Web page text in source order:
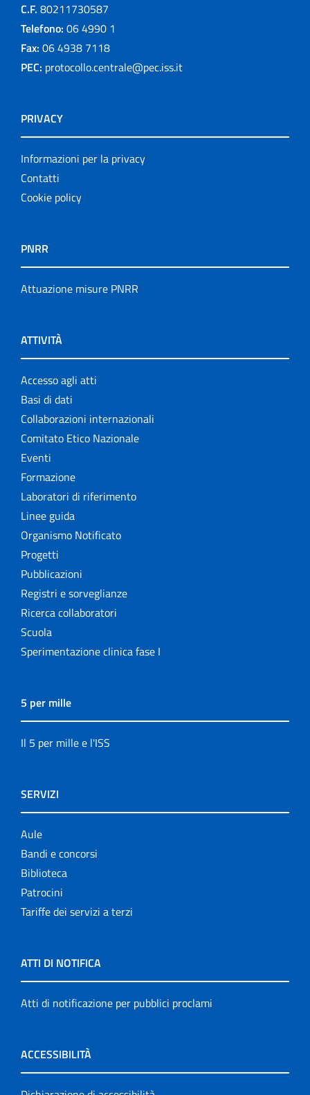
C.F. 80211730587
Telefono: 06 4990 1
Fax: 06 4938 7118
PEC: protocollo.centrale@pec.iss.it
PRIVACY
Informazioni per la privacy
Contatti
Cookie policy
PNRR
Attuazione misure PNRR
ATTIVITÀ
Accesso agli atti
Basi di dati
Collaborazioni internazionali
Comitato Etico Nazionale
Eventi
Formazione
Laboratori di riferimento
Linee guida
Organismo Notificato
Progetti
Pubblicazioni
Registri e sorveglianze
Ricerca collaboratori
Scuola
Sperimentazione clinica fase I
5 per mille
Il 5 per mille e l'ISS
SERVIZI
Aule
Bandi e concorsi
Biblioteca
Patrocini
Tariffe dei servizi a terzi
ATTI DI NOTIFICA
Atti di notificazione per pubblici proclami
ACCESSIBILITÀ